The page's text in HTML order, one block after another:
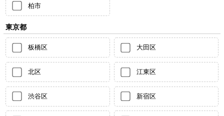
柏市
東京都
板橋区 大田区
北区 江東区
渋谷区 新宿区